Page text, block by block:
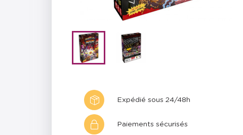
Expédié sous 24/48h
Paiements sécurisés